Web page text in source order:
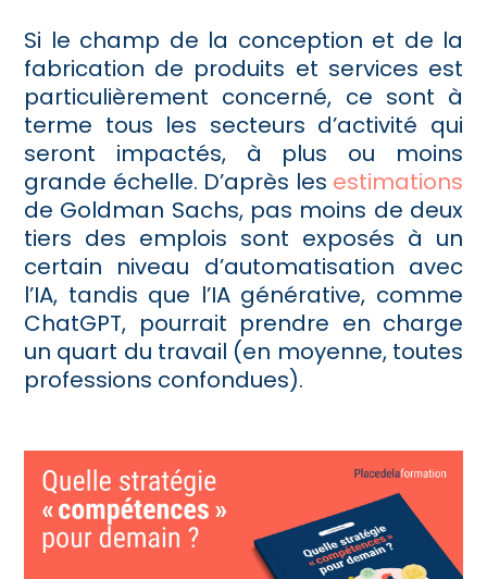
Si le champ de la conception et de la
fabrication de produits et services est
particulièrement concerné, ce sont à
terme tous les secteurs d’activité qui
seront impactés, à plus ou moins
grande échelle. D’après les estimations
de Goldman Sachs, pas moins de deux
tiers des emplois sont exposés à un
certain niveau d’automatisation avec
l’IA, tandis que l’IA générative, comme
ChatGPT, pourrait prendre en charge
un quart du travail (en moyenne, toutes
professions confondues).